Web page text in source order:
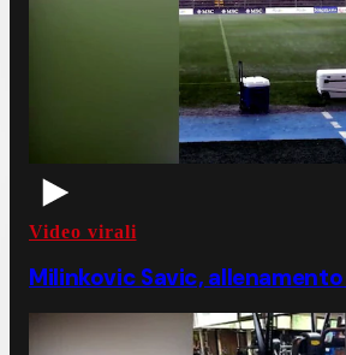
Video virali
Milinkovic Savic,